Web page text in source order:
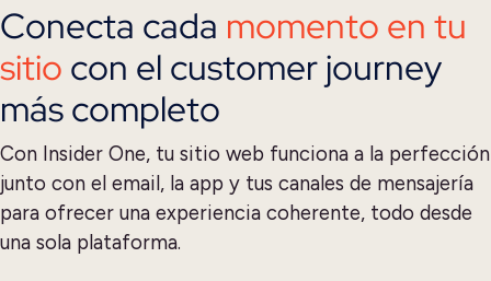
Conecta cada momento en tu
sitio con el customer journey
más completo
Con Insider One, tu sitio web funciona a la perfección
junto con el email, la app y tus canales de mensajería
para ofrecer una experiencia coherente, todo desde
una sola plataforma.